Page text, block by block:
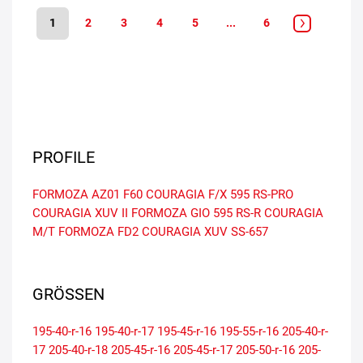
1 2 3 4 5 ... 6
PROFILE
FORMOZA AZ01 F60 COURAGIA F/X 595 RS-PRO
COURAGIA XUV II FORMOZA GIO 595 RS-R COURAGIA
M/T FORMOZA FD2 COURAGIA XUV SS-657
GRÖSSEN
195-40-r-16 195-40-r-17 195-45-r-16 195-55-r-16 205-40-r-
17 205-40-r-18 205-45-r-16 205-45-r-17 205-50-r-16 205-